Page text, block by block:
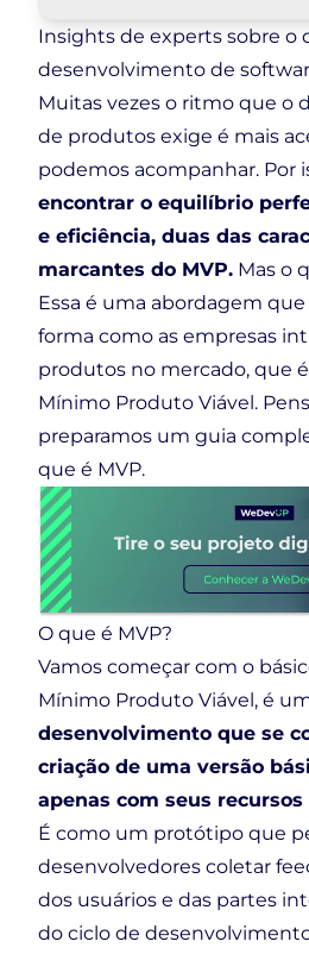
Insights de experts sobre o
desenvolvimento de
Muitas vezes o ritmo que o
de produtos exige é mais
podemos acompanhar. Por
encontrar o equilíbrio
e eficiência, duas das
marcantes do MVP. Mas o
Essa é uma abordagem
forma como as empresas
produtos no mercado, que
Mínimo Produto Viável.
preparamos um guia
que é MVP.
O que é MVP?
Vamos começar com o
Mínimo Produto Viável, é
desenvolvimento que se
criação de uma versão
apenas com seus
É como um protótipo que
desenvolvedores coletar
dos usuários e das partes
do ciclo de